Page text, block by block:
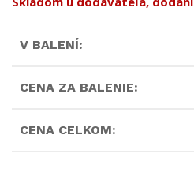
V BALENÍ:
CENA ZA BALENIE:
CENA CELKOM: